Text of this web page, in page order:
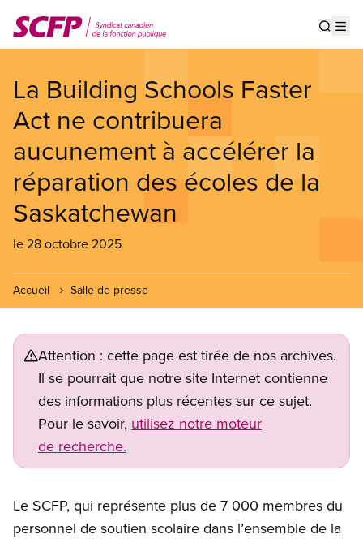
au
contenu
La Building Schools Faster
Act ne contribuera
aucunement à accélérer la
réparation des écoles de la
Saskatchewan
le 28 octobre 2025
Accueil Salle de presse
Attention : cette page est tirée de nos archives.
Il se pourrait que notre site Internet contienne
des informations plus récentes sur ce sujet.
Pour le savoir, utilisez notre moteur
de recherche.
Le SCFP, qui représente plus de 7 000 membres du
personnel de soutien scolaire dans l’ensemble de la